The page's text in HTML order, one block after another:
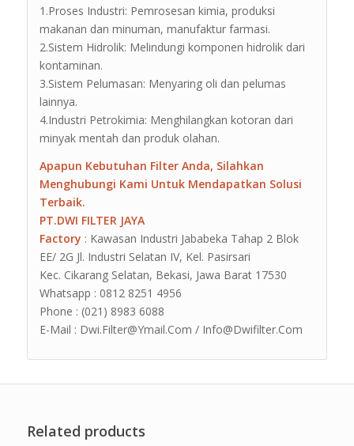
1.Proses Industri: Pemrosesan kimia, produksi
makanan dan minuman, manufaktur farmasi.
2.Sistem Hidrolik: Melindungi komponen hidrolik dari
kontaminan.
3.Sistem Pelumasan: Menyaring oli dan pelumas
lainnya.
4.Industri Petrokimia: Menghilangkan kotoran dari
minyak mentah dan produk olahan.
Apapun Kebutuhan Filter Anda, Silahkan
Menghubungi Kami Untuk Mendapatkan Solusi
Terbaik.
PT.DWI FILTER JAYA
Factory : Kawasan Industri Jababeka Tahap 2 Blok
EE/ 2G Jl. Industri Selatan IV, Kel. Pasirsari
Kec. Cikarang Selatan, Bekasi, Jawa Barat 17530
Whatsapp : 0812 8251 4956
Phone : (021) 8983 6088
E-Mail : Dwi.Filter@Ymail.Com / Info@Dwifilter.Com
Related products